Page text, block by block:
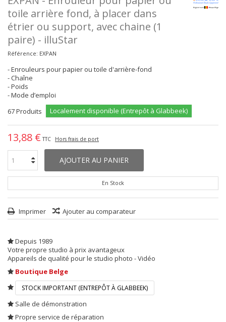
toile arrière fond, à placer dans
étrier ou support, avec chaine (1
paire) - illuStar
Référence: EXPAN
- Enrouleurs pour papier ou toile d'arrière-fond
- Chaîne
- Poids
- Mode d’emploi
67Produits Localement disponible (Entrepôt à Glabbeek)
13,88 € TTC Hors frais de port
AJOUTER AU PANIER
En Stock
Imprimer Ajouter au comparateur
Depuis 1989
Votre propre studio à prix avantageux
Appareils de qualité pour le studio photo - Vidéo
Boutique Belge
STOCK IMPORTANT (ENTREPÔT À GLABBEEK)
Salle de démonstration
Propre service de réparation